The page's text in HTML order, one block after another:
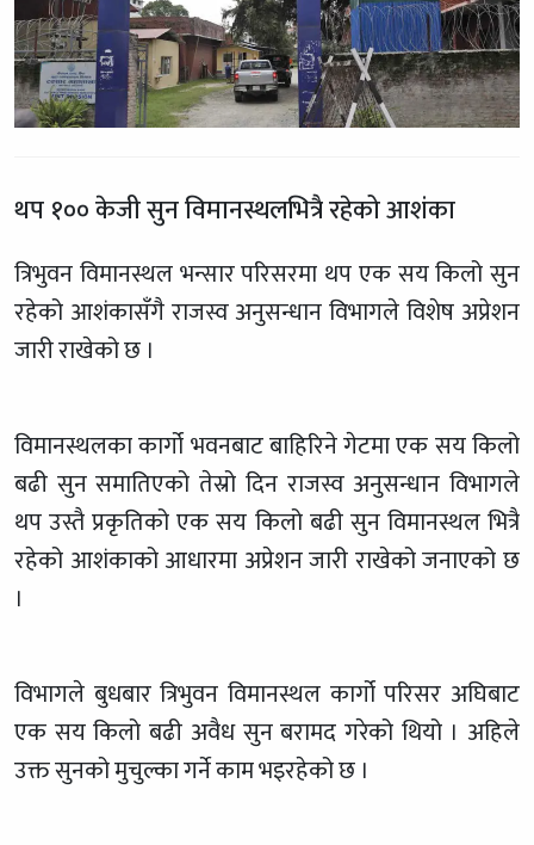
थप १०० केजी सुन विमानस्थलभित्रै रहेको आशंका
त्रिभुवन विमानस्थल भन्सार परिसरमा थप एक सय किलो सुन
रहेको आशंकासँगै राजस्व अनुसन्धान विभागले विशेष अप्रेशन
जारी राखेको छ ।
विमानस्थलका कार्गो भवनबाट बाहिरिने गेटमा एक सय किलो
बढी सुन समातिएको तेस्रो दिन राजस्व अनुसन्धान विभागले
थप उस्तै प्रकृतिको एक सय किलो बढी सुन विमानस्थल भित्रै
रहेको आशंकाको आधारमा अप्रेशन जारी राखेको जनाएको छ
।
विभागले बुधबार त्रिभुवन विमानस्थल कार्गो परिसर अघिबाट
एक सय किलो बढी अवैध सुन बरामद गरेको थियो । अहिले
उक्त सुनको मुचुल्का गर्ने काम भइरहेको छ ।